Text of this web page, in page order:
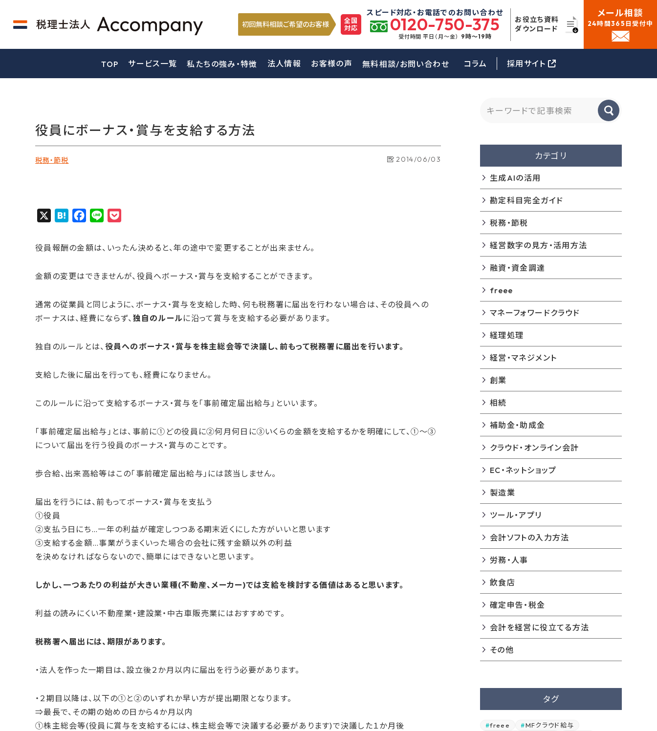
初回無料相談ご希望のお客様
全国
対応
スピード対応・お電話でのお問い合わせ
0120-750-375
受付時間 平日（月〜金） 9時〜19時
お役立ち資料
ダウンロード
メール相談
24時間365日受付中
TOP サービス一覧 私たちの強み・特徴 法人情報 お客様の声 無料相談/お問い合わせ コラム 採用サイト
役員にボーナス・賞与を支給する方法
税務・節税 2014/06/03
H
t
n
c
n
c
役員報酬の金額は、いったん決めると、年の途中で変更することが出来ません。
金額の変更はできませんが、役員へボーナス・賞与を支給することができます。
通常の従業員と同じように、ボーナス・賞与を支給した時、何も税務署に届出を行わない場合は、その役員への
ボーナスは、経費にならず、 独自のルール に沿って賞与を支給する必要があります。
独自のルールとは、 役員へのボーナス・賞与を株主総会等で決議し、前もって税務署に届出を行います。
支給した後に届出を行っても、経費になりません。
このルールに沿って支給するボーナス・賞与を「事前確定届出給与」といいます。
「事前確定届出給与」とは、事前に①どの役員に②何月何日に③いくらの金額を支給するかを明確にして、①～③
について届出を行う役員のボーナス・賞与のことです。
歩合給、出来高給等はこの「事前確定届出給与」には該当しません。
届出を行うには、前もってボーナス・賞与を支払う
①役員
②支払う日にち…一年の利益が確定しつつある期末近くにした方がいいと思います
③支給する金額…事業がうまくいった場合の会社に残す金額以外の利益
を決めなければならないので、簡単にはできないと思います。
しかし、一つあたりの利益が大きい業種(不動産、メーカー)では支給を検討する価値はあると思います。
利益の読みにくい不動産業・建設業・中古車販売業にはおすすめです。
税務署へ届出には、期限があります。
・法人を作った一期目は、設立後２か月以内に届出を行う必要があります。
・２期目以降は、以下の①と②のいずれか早い方が提出期限となります。
⇒最長で、その期の始めの日から４か月以内
①株主総会等(役員に賞与を支給するには、株主総会等で決議する必要があります)で決議した１か月後
カテゴリ
生成AIの活用
勘定科目完全ガイド
税務・節税
経営数字の見方・活用方法
融資・資金調達
freee
マネーフォワードクラウド
経理処理
経営・マネジメント
創業
相続
補助金・助成金
クラウド・オンライン会計
EC・ネットショップ
製造業
ツール・アプリ
会計ソフトの入力方法
労務・人事
飲食店
確定申告・税金
会計を経営に役立てる方法
その他
タグ
freee
MFクラウド給与